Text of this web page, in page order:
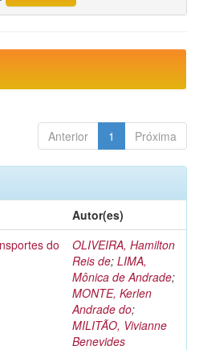
Anterior 1 Próxima
Autor(es)
do
OLIVEIRA, Hamilton
Reis de; LIMA,
Mônica de Andrade;
MONTE, Kerlen
Andrade do;
MILITÃO, Vivianne
Benevides